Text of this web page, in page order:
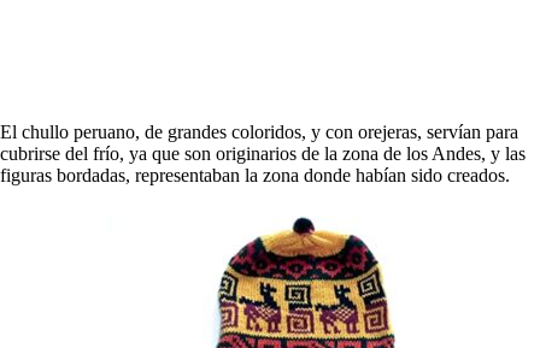
El chullo peruano, de grandes coloridos, y con orejeras, servían para
cubrirse del frío, ya que son originarios de la zona de los Andes, y las
figuras bordadas, representaban la zona donde habían sido creados.